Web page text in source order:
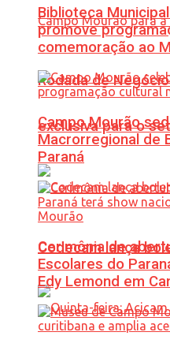
Rodada de
exclusiva para o
Codecam lança
Biblioteca
promove
comemoração ao
Campo Mourão
Macrorregional de
Paraná
Cerimônia de
Escolares do
Edy Lemond em